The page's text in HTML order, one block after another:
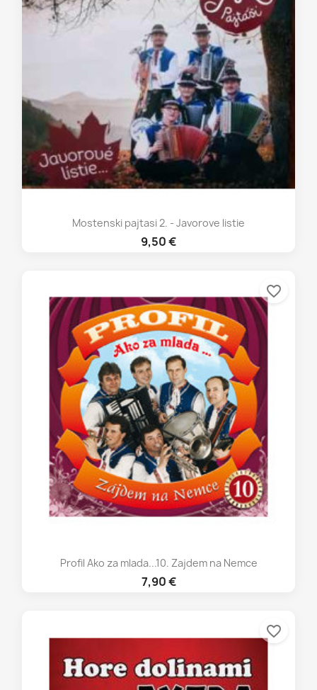
Mostenski pajtasi 2. - Javorove listie
9,50 €
Profil Ako za mlada...10. Zajdem na Nemce
7,90 €
favorite_border
favorite_border